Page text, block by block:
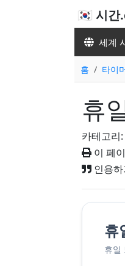
🇰🇷 시간
세계
홈 타이
휴
카테고리:
이 페
인용하
휴
휴일